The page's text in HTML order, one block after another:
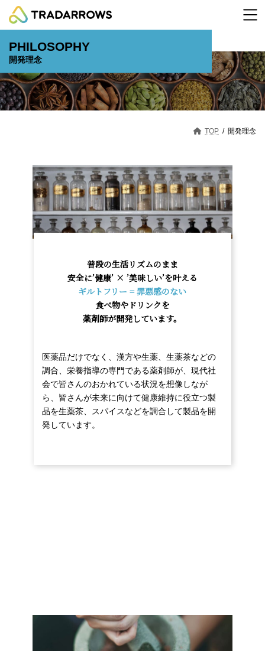
キ
ッ
プ
に
移
動
PHILOSOPHY
開発理念
TOP 開発理念
普段の生活リズムのまま
安全に’健康’ × ’美味しい’を叶える
ギルトフリー = 罪悪感のない
食べ物やドリンクを
薬剤師が開発しています。
医薬品だけでなく、漢方や生薬、生薬茶などの
調合、栄養指導の専門である薬剤師が、現代社
会で皆さんのおかれている状況を想像しなが
ら、皆さんが未来に向けて健康維持に役立つ製
品を生薬茶、スパイスなどを調合して製品を開
発しています。